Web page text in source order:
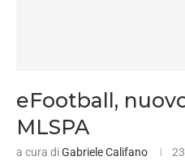
eFootball,
MLSPA
a cura diGabriele Califano